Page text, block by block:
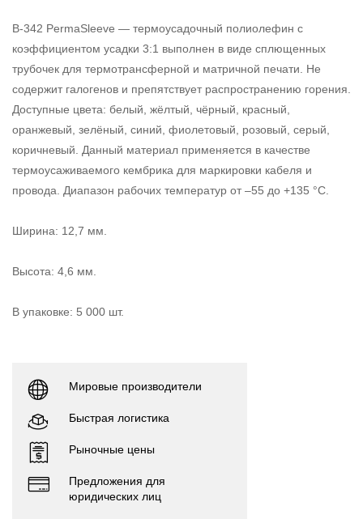
B-342 PermaSleeve — термоусадочный полиолефин с
коэффициентом усадки 3:1 выполнен в виде сплющенных
трубочек для термотрансферной и матричной печати. Не
содержит галогенов и препятствует распространению горения.
Доступные цвета: белый, жёлтый, чёрный, красный,
оранжевый, зелёный, синий, фиолетовый, розовый, серый,
коричневый. Данный материал применяется в качестве
термоусаживаемого кембрика для маркировки кабеля и
провода. Диапазон рабочих температур от –55 до +135 °C.
Ширина: 12,7 мм.
Высота: 4,6 мм.
В упаковке: 5 000 шт.
Мировые производители
Быстрая логистика
Рыночные цены
Предложения для
юридических лиц